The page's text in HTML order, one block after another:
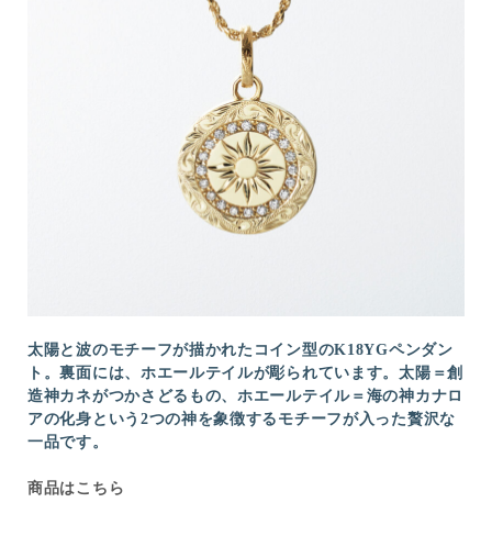
太陽と波のモチーフが描かれたコイン型のK18YGペンダン
ト。裏面には、ホエールテイルが彫られています。太陽＝創
造神カネがつかさどるもの、ホエールテイル＝海の神カナロ
アの化身という2つの神を象徴するモチーフが入った贅沢な
一品です。
商品はこちら